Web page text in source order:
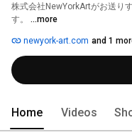
株式会社NewYorkArtがお送り
す。 ...more
newyork-art.com and 1
Home Videos